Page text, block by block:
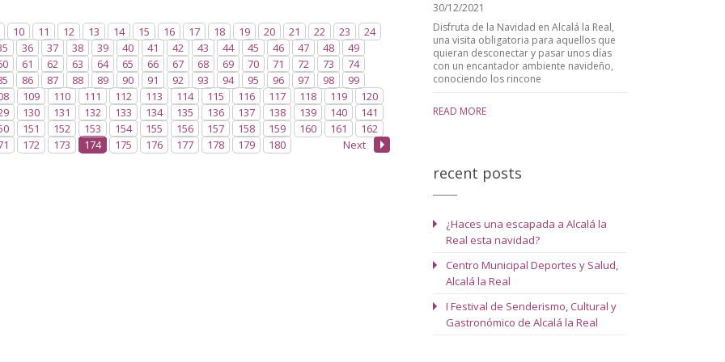
10 11 12 13 14 15 16 17 18 19 20 21 22 23
24
36 37 38 39 40 41 42 43 44 45 46 47 48
49
61 62 63 64 65 66 67 68 69 70 71 72 73
74
86 87 88 89 90 91 92 93 94 95 96 97 98
99
109 110 111 112 113 114 115 116 117 118 119
120
130 131 132 133 134 135 136 137 138 139 140
141
151 152 153 154 155 156 157 158 159 160 161
162
172 173 174 175 176 177 178 179 180 Next
30/12/2021
Disfruta de la Navidad en Alcalá la Real,
una visita obligatoria para aquellos que
quieran desconectar y pasar unos días
con un encantador ambiente navideño,
conociendo los rincone
READ MORE
recent posts
¿Haces una escapada a Alcalá la
Real esta navidad?
Centro Municipal Deportes y Salud,
Alcalá la Real
I Festival de Senderismo, Cultural y
Gastronómico de Alcalá la Real